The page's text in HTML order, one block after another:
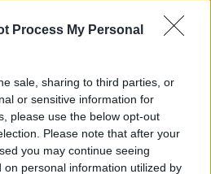
Process My Personal
sale, sharing to third parties, or
or sensitive information for
please use the below opt-out
Please note that after your
you may continue seeing
on personal information utilized by